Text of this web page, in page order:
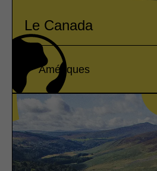
Le Canada
Amériques